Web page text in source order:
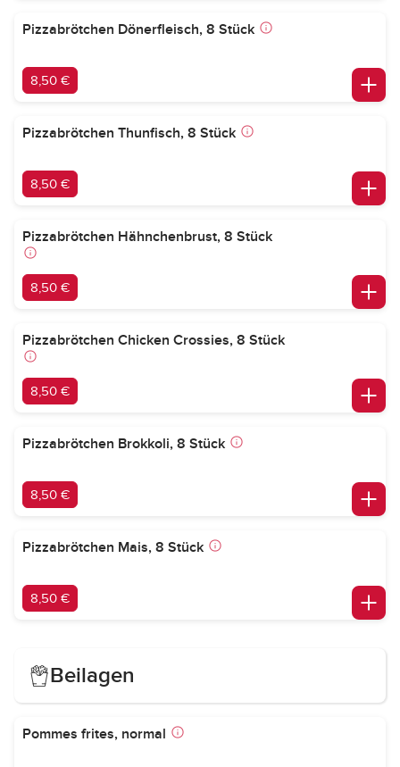
Pizzabrötchen Dönerfleisch, 8 Stück
8,50 €
Pizzabrötchen Thunfisch, 8 Stück
8,50 €
Pizzabrötchen Hähnchenbrust, 8 Stück
8,50 €
Pizzabrötchen Chicken Crossies, 8 Stück
8,50 €
Pizzabrötchen Brokkoli, 8 Stück
8,50 €
Pizzabrötchen Mais, 8 Stück
8,50 €
Beilagen
Pommes frites, normal